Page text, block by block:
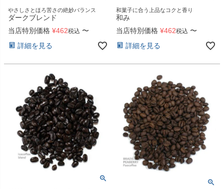
やさしさとほろ苦さの絶妙バランス
ダークブレンド
当店特別価格 ¥462税込 〜
詳細を見る
和菓子に合う上品なコクと香り
和み
当店特別価格 ¥462税込 〜
詳細を見る